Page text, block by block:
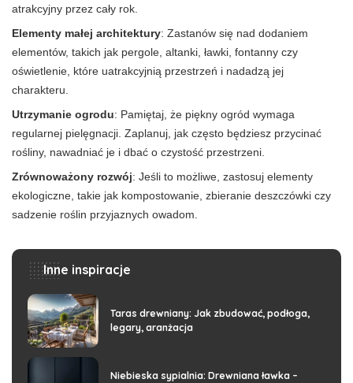
atrakcyjny przez cały rok.
Elementy małej architektury: Zastanów się nad dodaniem
elementów, takich jak pergole, altanki, ławki, fontanny czy
oświetlenie, które uatrakcyjnią przestrzeń i nadadzą jej
charakteru.
Utrzymanie ogrodu: Pamiętaj, że piękny ogród wymaga
regularnej pielęgnacji. Zaplanuj, jak często będziesz przycinać
rośliny, nawadniać je i dbać o czystość przestrzeni.
Zrównoważony rozwój: Jeśli to możliwe, zastosuj elementy
ekologiczne, takie jak kompostowanie, zbieranie deszczówki czy
sadzenie roślin przyjaznych owadom.
Inne inspiracje
Taras drewniany: Jak zbudować, podłoga,
legary, aranżacja
Niebieska sypialnia: Drewniana ławka –